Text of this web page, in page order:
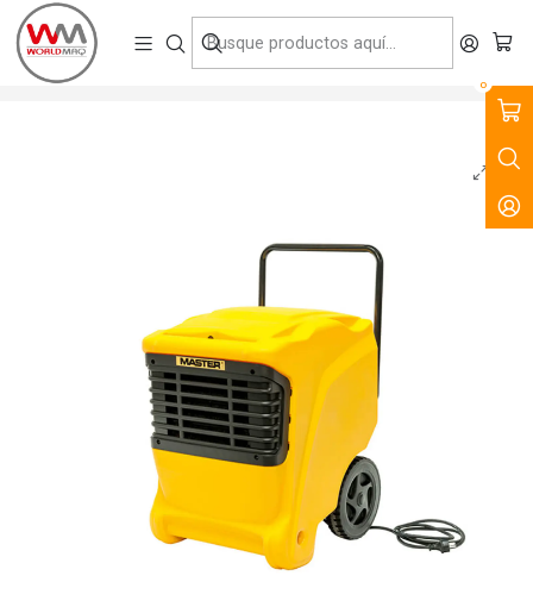
0
VENTA, ARRIENDO Y SERVICIO DE MAQUINARIA PARA LA
CONSTRUCCIÓN, MINERÍA E INDUSTRIA.
Inicio Productos Climatización
Deshumificador Master DHP65